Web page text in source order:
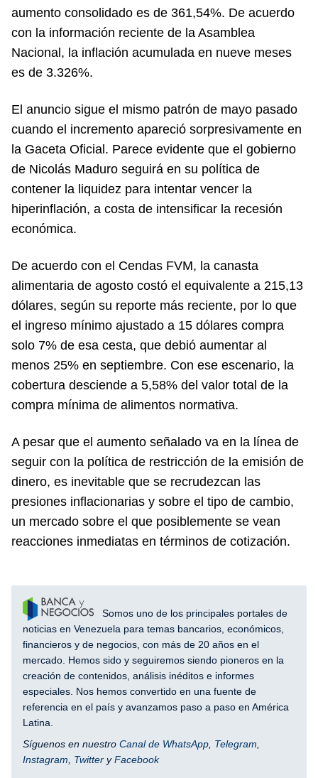
aumento consolidado es de 361,54%. De acuerdo
con la información reciente de la Asamblea
Nacional, la inflación acumulada en nueve meses
es de 3.326%.
El anuncio sigue el mismo patrón de mayo pasado
cuando el incremento apareció sorpresivamente en
la Gaceta Oficial. Parece evidente que el gobierno
de Nicolás Maduro seguirá en su política de
contener la liquidez para intentar vencer la
hiperinflación, a costa de intensificar la recesión
económica.
De acuerdo con el Cendas FVM, la canasta
alimentaria de agosto costó el equivalente a 215,13
dólares, según su reporte más reciente, por lo que
el ingreso mínimo ajustado a 15 dólares compra
solo 7% de esa cesta, que debió aumentar al
menos 25% en septiembre. Con ese escenario, la
cobertura desciende a 5,58% del valor total de la
compra mínima de alimentos normativa.
A pesar que el aumento señalado va en la línea de
seguir con la política de restricción de la emisión de
dinero, es inevitable que se recrudezcan las
presiones inflacionarias y sobre el tipo de cambio,
un mercado sobre el que posiblemente se vean
reacciones inmediatas en términos de cotización.
Somos uno de los principales portales de
noticias en Venezuela para temas bancarios, económicos,
financieros y de negocios, con más de 20 años en el
mercado. Hemos sido y seguiremos siendo pioneros en la
creación de contenidos, análisis inéditos e informes
especiales. Nos hemos convertido en una fuente de
referencia en el país y avanzamos paso a paso en América
Latina.
Síguenos en nuestro Canal de WhatsApp Telegram
Instagram
Twitter yFacebook